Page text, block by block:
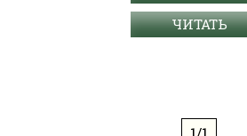
ЧИТАТЬ